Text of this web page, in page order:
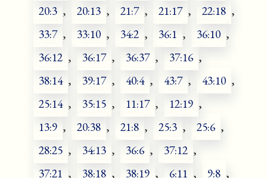
20:3 , 20:13 , 21:7 , 21:17 , 22:18 ,
33:7 , 33:10 , 34:2 , 36:1 , 36:10 ,
36:12 , 36:17 , 36:37 , 37:16 ,
38:14 , 39:17 , 40:4 , 43:7 , 43:10 ,
25:14 , 35:15 , 11:17 , 12:19 ,
13:9 , 20:38 , 21:8 , 25:3 , 25:6 ,
28:25 , 34:13 , 36:6 , 37:12 ,
37:21 , 38:18 , 38:19 , 6:11 , 9:8 ,